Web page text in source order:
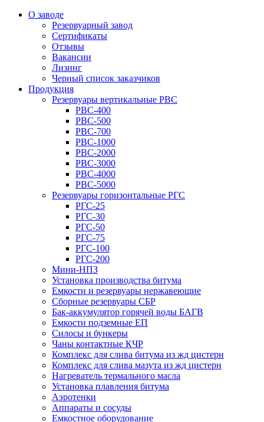
О заводе
Резервуарный завод
Сертификаты
Отзывы
Вакансии
Лизинг
Черный список заказчиков
Продукция
Резервуары вертикальные РВС
РВС-400
РВС-500
РВС-700
РВС-1000
РВС-2000
РВС-3000
РВС-4000
РВС-5000
Резервуары горизонтальные РГС
РГС-25
РГС-30
РГС-50
РГС-75
РГС-100
РГС-200
Мини-НПЗ
Установка производства битума
Емкости и резервуары нержавеющие
Сборные резервуары СБР
Бак-аккумулятор горячей воды БАГВ
Емкости подземные ЕП
Силосы и бункеры
Чаны контактные КЧР
Комплекс для слива битума из жд цистерн
Комплекс для слива мазута из жд цистерн
Нагреватель термального масла
Установка плавления битума
Аэротенки
Аппараты и сосуды
Емкостное оборудование